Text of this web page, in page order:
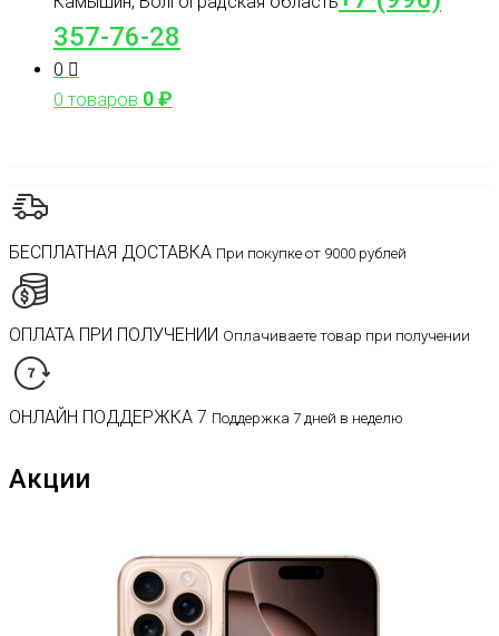
357-76-28
0
0 товаров 0₽
БЕСПЛАТНАЯ ДОСТАВКА При покупке от 9000 рублей
ОПЛАТА ПРИ ПОЛУЧЕНИИ Оплачиваете товар при получении
ОНЛАЙН ПОДДЕРЖКА 7 Поддержка 7 дней в неделю
Акции